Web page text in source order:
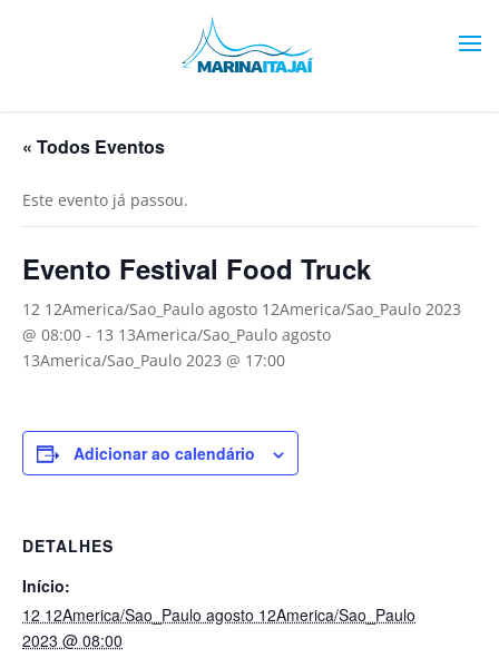
« Todos Eventos
Este evento já passou.
Evento Festival Food Truck
12 12America/Sao_Paulo agosto 12America/Sao_Paulo 2023
@ 08:00 - 13 13America/Sao_Paulo agosto
13America/Sao_Paulo 2023 @ 17:00
Adicionar ao calendário
DETALHES
Início:
12 12America/Sao_Paulo agosto 12America/Sao_Paulo
2023 @ 08:00